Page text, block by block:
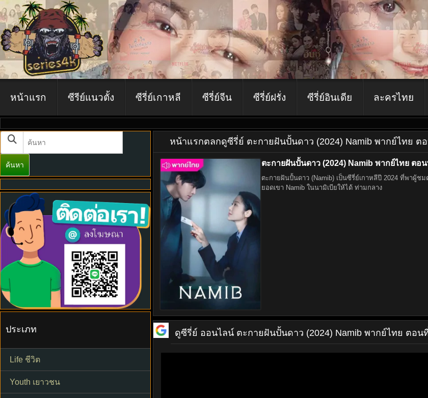
หน้าแรก ซีรีย์แนวตั้ง ซีรี่ย์เกาหลี ซีรี่ย์จีน ซีรี่ย์ฝรั่ง ซีรี่ย์อินเดีย ละครไทย
ค้นหา
ประเภท
Life ชีวิต
Youth เยาวชน
หน้าแรกตลกดูซีรี่ย์ ตะกายฝันปั้นดาว (2024) Namib พากย์ไทย ต
ตะกายฝันปั้นดาว (2024) Namib พากย์ไทย ตอ
ตะกายฝันปั้นดาว (Namib) เป็นซีรี่ย์เกาหลีปี 2024 ที่พาผู้
ยอดเขา Namib ในนามิเบียให้ได้ ท่ามกลาง
ดูซีรี่ย์ ออนไลน์ ตะกายฝันปั้นดาว (2024) Namib พากย์ไทย ตอน